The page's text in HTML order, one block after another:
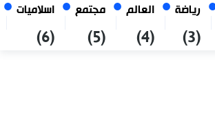
رياضة
(3)
العالم
(4)
مجتمع
(5)
اسلاميات
(6)